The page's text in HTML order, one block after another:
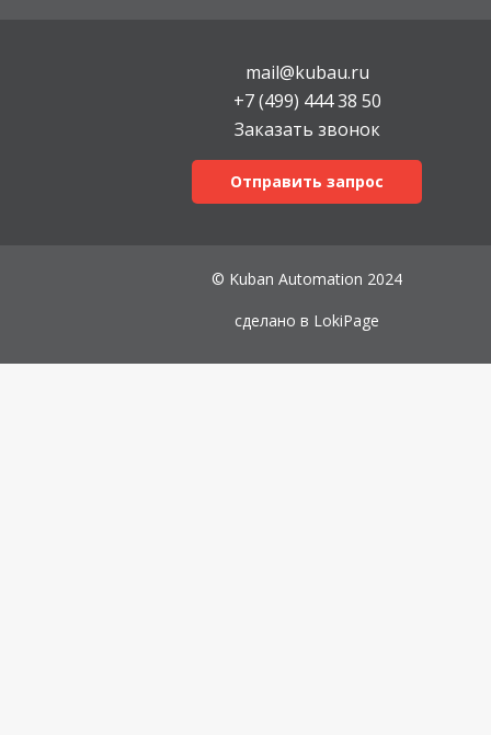
mail@kubau.ru
+7 (499) 444 38 50
Заказать звонок
Отправить запрос
© Kuban Automation 2024
сделано в LokiPage